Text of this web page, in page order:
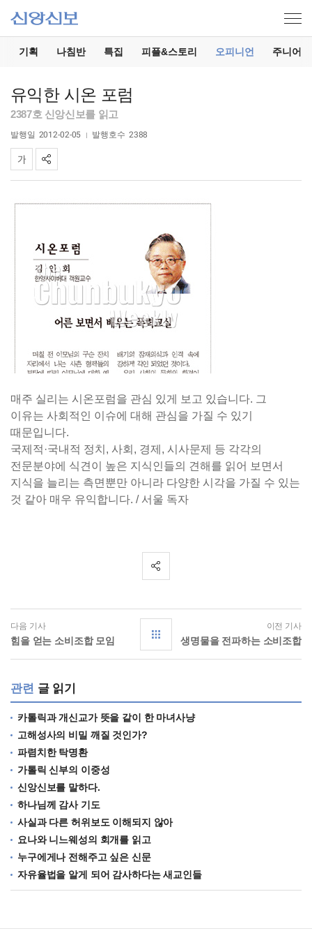
기획 나침반 특집 피플&스토리 오피니언 주니어
유익한 시온 포럼
2387호 신앙신보를 읽고
발행일 2012-02-05 발행호수 2388
매주 실리는 시온포럼을 관심 있게 보고 있습니다. 그
이유는 사회적인 이슈에 대해 관심을 가질 수 있기
때문입니다.
국제적·국내적 정치, 사회, 경제, 시사문제 등 각각의
전문분야에 식견이 높은 지식인들의 견해를 읽어 보면서
지식을 늘리는 측면뿐만 아니라 다양한 시각을 가질 수 있는
것 같아 매우 유익합니다. / 서울 독자
다음 기사
힘을 얻는 소비조합 모임
이전 기사
생명물을 전파하는 소비조합
관련 글 읽기
카톨릭과 개신교가 뜻을 같이 한 마녀사냥
고해성사의 비밀 깨질 것인가?
파렴치한 탁명환
가톨릭 신부의 이중성
신앙신보를 말하다.
하나님께 감사 기도
사실과 다른 허위보도 이해되지 않아
요나와 니느웨성의 회개를 읽고
누구에게나 전해주고 싶은 신문
자유율법을 알게 되어 감사하다는 새교인들